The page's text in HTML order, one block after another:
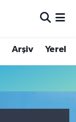
Arşiv Yerel